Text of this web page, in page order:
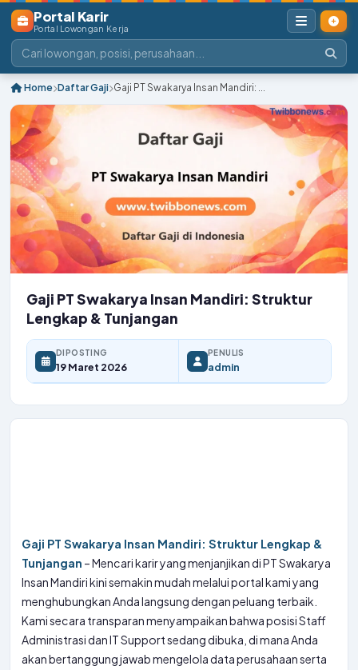
Portal Karir
Portal Lowongan Kerja
Home Daftar Gaji Gaji PT Swakarya Insan Mandiri: ...
Gaji PT Swakarya Insan Mandiri: Struktur
Lengkap & Tunjangan
DIPOSTING
19 Maret 2026
PENULIS
admin
Gaji PT Swakarya Insan Mandiri: Struktur Lengkap &
Tunjangan – Mencari karir yang menjanjikan di PT Swakarya
Insan Mandiri kini semakin mudah melalui portal kami yang
menghubungkan Anda langsung dengan peluang terbaik.
Kami secara transparan menyampaikan bahwa posisi Staff
Administrasi dan IT Support sedang dibuka, di mana Anda
akan bertanggung jawab mengelola data perusahaan serta